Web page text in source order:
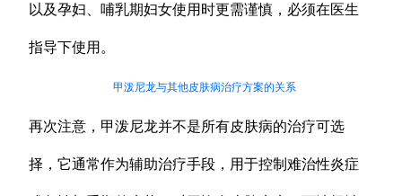
以及孕妇、哺乳期妇女使用时更需谨慎，必须在医生
指导下使用。
甲泼尼龙与其他皮肤病治疗方案的关系
再次注意，甲泼尼龙并不是所有皮肤病的治疗可选
择，它通常作为辅助治疗手段，用于控制难治性炎症